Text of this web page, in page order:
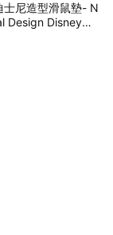
士尼造型滑鼠墊- N
Design Disney正
鼠墊 桌墊 小熊維
奇 奇奇蒂蒂 小飛
需購買2件)